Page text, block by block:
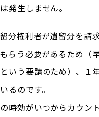
発生しません。
分権利者が遺留分を請
らう必要があるため（
いう要請のため）、１
るのです。
時効がいつからカウン